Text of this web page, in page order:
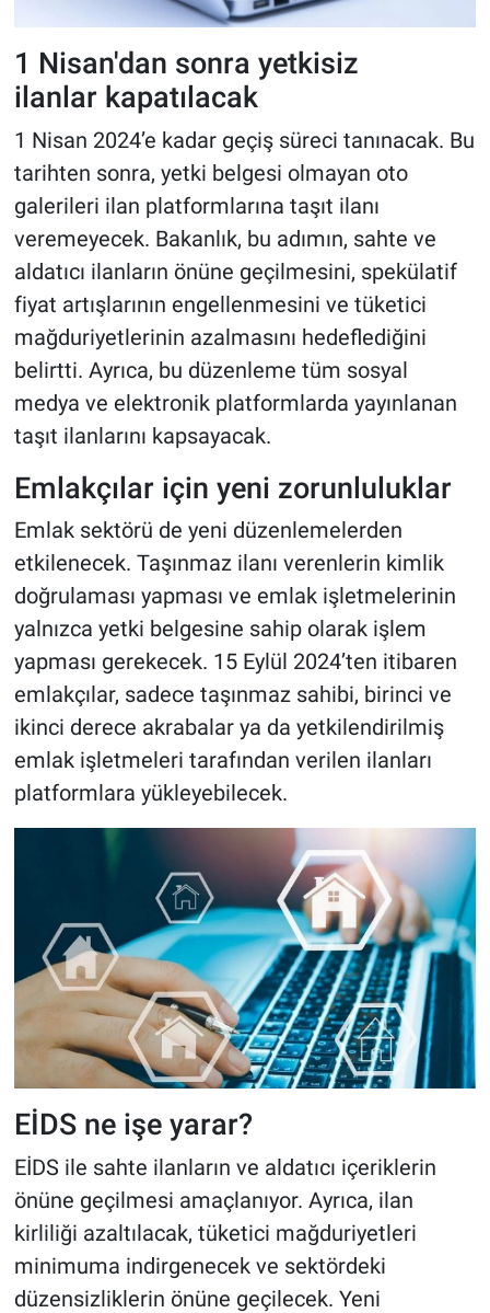
1 Nisan'dan sonra yetkisiz
ilanlar kapatılacak
1 Nisan 2024’e kadar geçiş süreci tanınacak. Bu
tarihten sonra, yetki belgesi olmayan oto
galerileri ilan platformlarına taşıt ilanı
veremeyecek. Bakanlık, bu adımın, sahte ve
aldatıcı ilanların önüne geçilmesini, spekülatif
fiyat artışlarının engellenmesini ve tüketici
mağduriyetlerinin azalmasını hedeflediğini
belirtti. Ayrıca, bu düzenleme tüm sosyal
medya ve elektronik platformlarda yayınlanan
taşıt ilanlarını kapsayacak.
Emlakçılar için yeni zorunluluklar
Emlak sektörü de yeni düzenlemelerden
etkilenecek. Taşınmaz ilanı verenlerin kimlik
doğrulaması yapması ve emlak işletmelerinin
yalnızca yetki belgesine sahip olarak işlem
yapması gerekecek. 15 Eylül 2024’ten itibaren
emlakçılar, sadece taşınmaz sahibi, birinci ve
ikinci derece akrabalar ya da yetkilendirilmiş
emlak işletmeleri tarafından verilen ilanları
platformlara yükleyebilecek.
EİDS ne işe yarar?
EİDS ile sahte ilanların ve aldatıcı içeriklerin
önüne geçilmesi amaçlanıyor. Ayrıca, ilan
kirliliği azaltılacak, tüketici mağduriyetleri
minimuma indirgenecek ve sektördeki
düzensizliklerin önüne geçilecek. Yeni